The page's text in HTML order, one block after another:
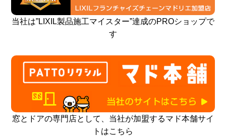
当社は”LIXIL製品施工マイスター”達成のPROショップで
す
窓とドアの専門店として、当社が加盟するマド本舗サイ
トはこちら